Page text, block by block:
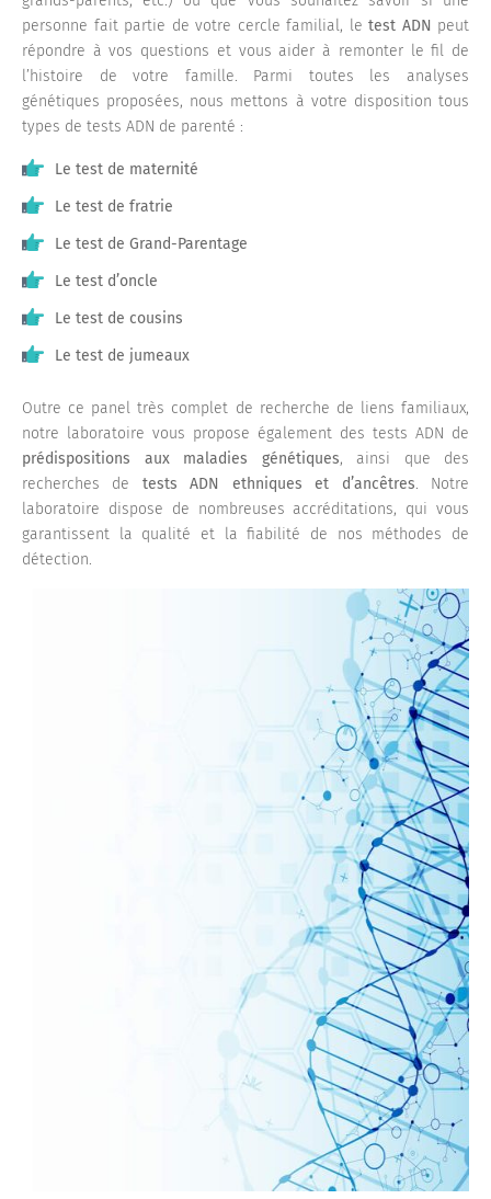
personne fait partie de votre cercle familial, le test ADN peut
répondre à vos questions et vous aider à remonter le fil de
l’histoire de votre famille. Parmi toutes les analyses
génétiques proposées, nous mettons à votre disposition tous
types de tests ADN de parenté :
Le test de maternité
Le test de fratrie
Le test de Grand-Parentage
Le test d’oncle
Le test de cousins
Le test de jumeaux
Outre ce panel très complet de recherche de liens familiaux,
notre laboratoire vous propose également des tests ADN de
prédispositions aux maladies génétiques, ainsi que des
recherches de tests ADN ethniques et d’ancêtres. Notre
laboratoire dispose de nombreuses accréditations, qui vous
garantissent la qualité et la fiabilité de nos méthodes de
détection.